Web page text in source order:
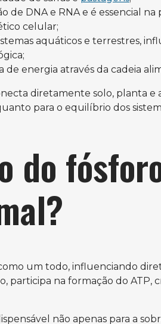
de DNA e RNA e é essencial na
celular;
aquáticos e terrestres,
energia através da cadeia
diretamente solo, planta e
para o equilíbrio dos
do
um todo, influenciando
participa na formação do ATP,
não apenas para a